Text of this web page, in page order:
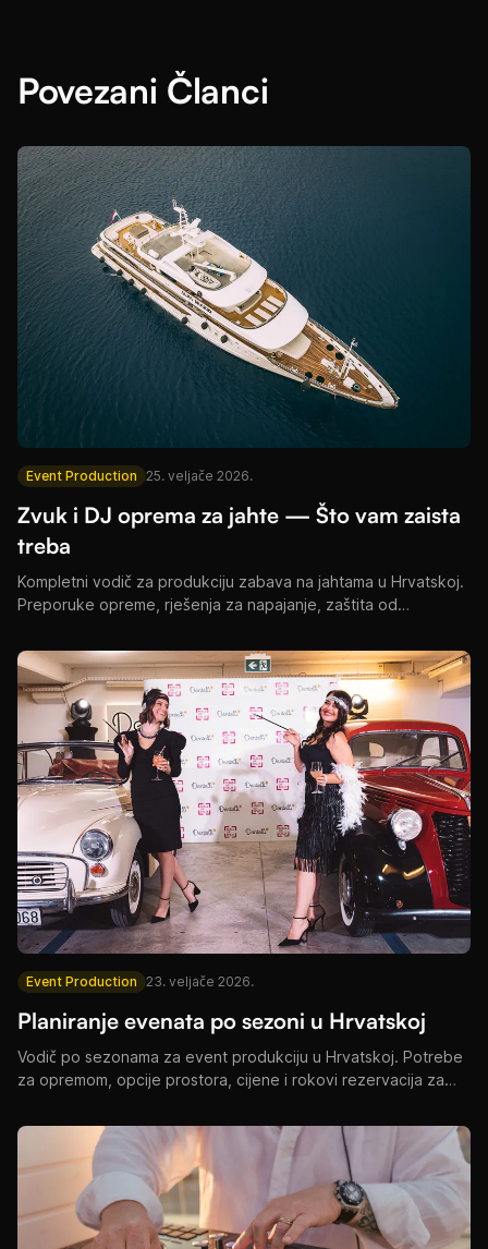
Povezani Članci
Event Production 25. veljače 2026.
Zvuk i DJ oprema za jahte — Što vam zaista
treba
Kompletni vodič za produkciju zabava na jahtama u Hrvatskoj.
Preporuke opreme, rješenja za napajanje, zaštita od
Event Production 23. veljače 2026.
Planiranje evenata po sezoni u Hrvatskoj
Vodič po sezonama za event produkciju u Hrvatskoj. Potrebe
za opremom, opcije prostora, cijene i rokovi rezervacija za